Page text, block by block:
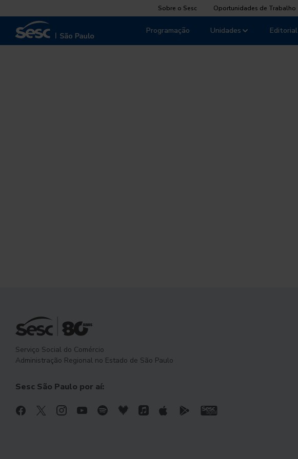
Sobre o Sesc Oportunidades de Trabalho
Unidades
Programação Editorial
Serviço Social do Comércio
Administração Regional no Estado de São Paulo
Sesc São Paulo por aí: